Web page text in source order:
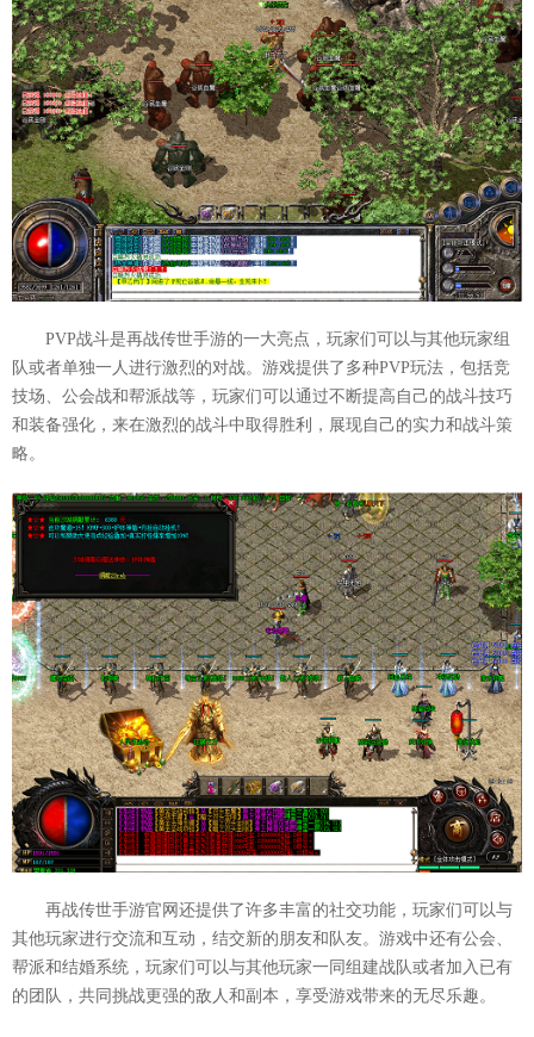
PVP战斗是再战传世手游的一大亮点，玩家们可以与其他玩家组
队或者单独一人进行激烈的对战。游戏提供了多种PVP玩法，包括竞
技场、公会战和帮派战等，玩家们可以通过不断提高自己的战斗技巧
和装备强化，来在激烈的战斗中取得胜利，展现自己的实力和战斗策
略。
再战传世手游官网还提供了许多丰富的社交功能，玩家们可以与
其他玩家进行交流和互动，结交新的朋友和队友。游戏中还有公会、
帮派和结婚系统，玩家们可以与其他玩家一同组建战队或者加入已有
的团队，共同挑战更强的敌人和副本，享受游戏带来的无尽乐趣。